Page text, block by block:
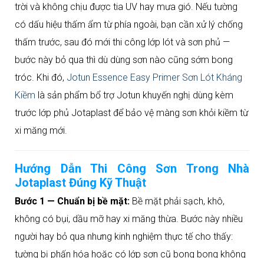
trời và không chịu được tia UV hay mưa gió. Nếu tường
có dấu hiệu thấm ẩm từ phía ngoài, bạn cần xử lý chống
thấm trước, sau đó mới thi công lớp lót và sơn phủ —
bước này bỏ qua thì dù dùng sơn nào cũng sớm bong
tróc. Khi đó, Jotun Essence Easy Primer Sơn Lót Kháng
Kiềm là sản phẩm bổ trợ Jotun khuyến nghị dùng kèm
trước lớp phủ Jotaplast để bảo vệ màng sơn khỏi kiềm từ
xi măng mới.
Hướng Dẫn Thi Công Sơn Trong Nhà
Jotaplast Đúng Kỹ Thuật
Bước 1 — Chuẩn bị bề mặt: Bề mặt phải sạch, khô,
không có bụi, dầu mỡ hay xi măng thừa. Bước này nhiều
người hay bỏ qua nhưng kinh nghiệm thực tế cho thấy:
tường bị phấn hóa hoặc có lớp sơn cũ bong bong không